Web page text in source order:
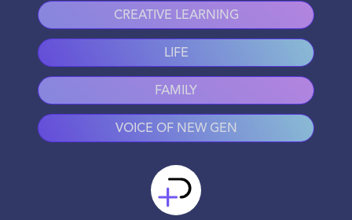
CREATIVE LEARNING
LIFE
FAMILY
VOICE OF NEW GEN